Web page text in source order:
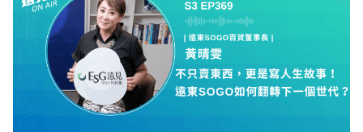
的應對姿態，以及在緊湊的職場節奏中，修煉安頓心法！
🔺你的自我價值，難道只能由考績和主管來決定？ 🔺你或
你的同事，正在用哪種「不一致」的姿態應對壓力？ 🔺如
何在中高壓的「三明治主管」困境中全身而退？ 主持人／
遠見雜誌總編輯 林讓均 與談人／薩提爾模式溝通引導師、
作者 李崇義、謝佳芸 +++++ 🫧清除腦袋的盲點，也順手理